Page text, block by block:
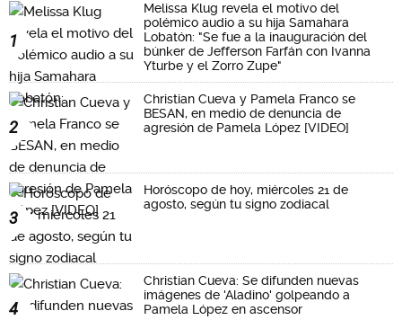
1
Melissa Klug revela el motivo del
polémico audio a su hija Samahara
Lobatón: "Se fue a la inauguración del
búnker de Jefferson Farfán con Ivanna
Yturbe y el Zorro Zupe"
2
Christian Cueva y Pamela Franco se
BESAN, en medio de denuncia de
agresión de Pamela López [VIDEO]
3
Horóscopo de hoy, miércoles 21 de
agosto, según tu signo zodiacal
4
Christian Cueva: Se difunden nuevas
imágenes de 'Aladino' golpeando a
Pamela López en ascensor